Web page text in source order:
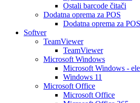
Ostali barcode čitači
Dodatna oprema za POS
Dodatna oprema za POS
Softver
TeamViewer
TeamViewer
Microsoft Windows
Microsoft Windows -
Windows 11
Microsoft Office
Microsoft Office